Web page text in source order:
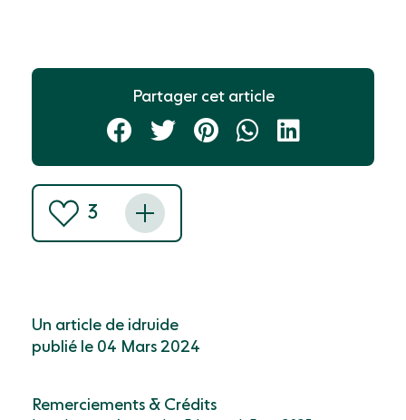
Partager cet article
3
Un article de idruide
publié le 04 Mars 2024
Remerciements & Crédits